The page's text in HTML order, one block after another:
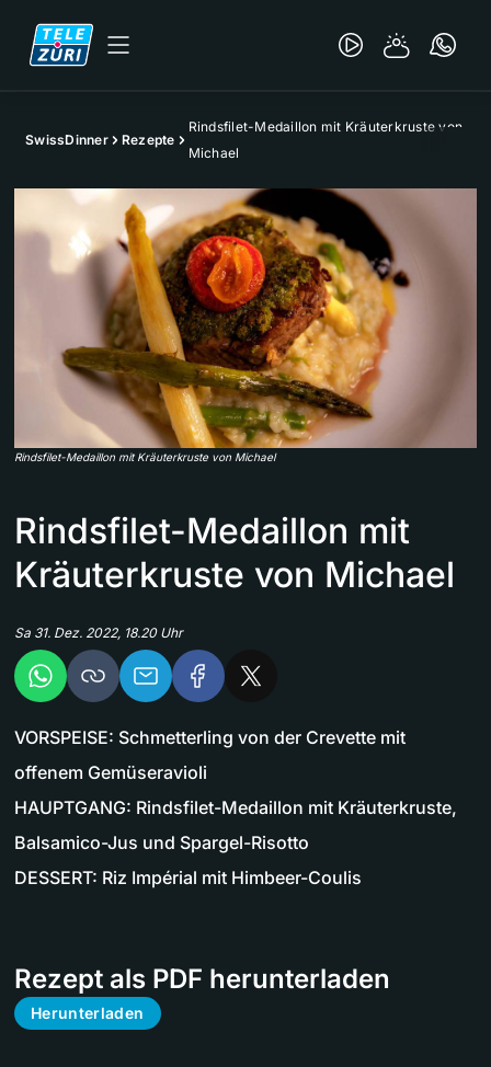
SwissDinner Rezepte
Rindsfilet-Medaillon mit Kräuterkruste von
Michael
Rindsfilet-Medaillon mit Kräuterkruste von Michael
Rindsfilet-Medaillon mit
Kräuterkruste von Michael
Sa 31. Dez. 2022, 18.20 Uhr
VORSPEISE: Schmetterling von der Crevette mit
offenem Gemüseravioli
HAUPTGANG: Rindsfilet-Medaillon mit Kräuterkruste,
Balsamico-Jus und Spargel-Risotto
DESSERT: Riz Impérial mit Himbeer-Coulis
Rezept als PDF herunterladen
Herunterladen